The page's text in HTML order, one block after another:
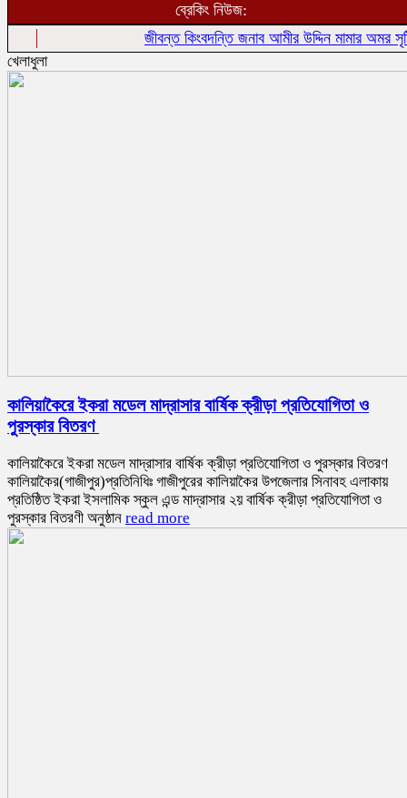
ব্রেকিং নিউজ:
জীবন্ত কিংবদন্তি জনাব আমীর উদ্দিন মামার অমর সৃষ্টির
খেলাধুলা
কালিয়াকৈরে ইকরা মডেল মাদ্রাসার বার্ষিক ক্রীড়া প্রতিযোগিতা ও
পুরস্কার বিতরণ
কালিয়াকৈরে ইকরা মডেল মাদ্রাসার বার্ষিক ক্রীড়া প্রতিযোগিতা ও পুরস্কার বিতরণ
কালিয়াকৈর(গাজীপুর)প্রতিনিধিঃ গাজীপুরের কালিয়াকৈর উপজেলার সিনাবহ এলাকায়
প্রতিষ্ঠিত ইকরা ইসলামিক স্কুল এন্ড মাদ্রাসার ২য় বার্ষিক ক্রীড়া প্রতিযোগিতা ও
পুরস্কার বিতরণী অনুষ্ঠান read more